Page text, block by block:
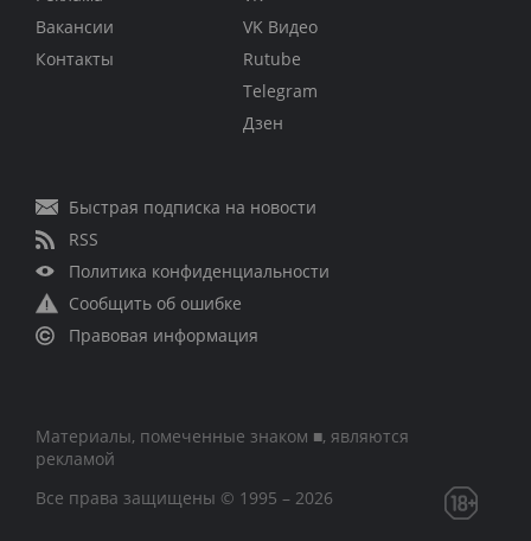
Вакансии
Контакты
VK Видео
Rutube
Telegram
Дзен
Быстрая подписка на новости
RSS
Политика конфиденциальности
Сообщить об ошибке
Правовая информация
Материалы, помеченные знаком ■, являются
рекламой
Все права защищены © 1995 – 2026